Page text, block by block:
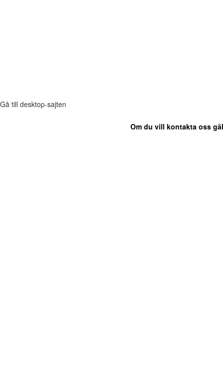
Gå till desktop-sajten
Om du vill kontakta oss